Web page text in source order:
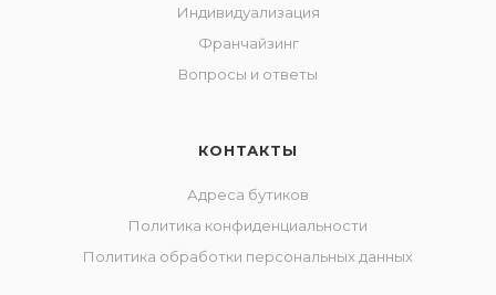
Индивидуализация
Франчайзинг
Вопросы и ответы
КОНТАКТЫ
Адреса бутиков
Политика конфиденциальности
Политика обработки персональных данных